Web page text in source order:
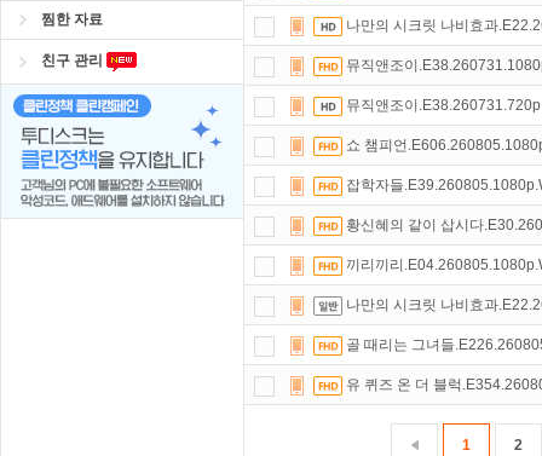
찜한 자료
친구 관리
나만의 시크릿 나비효과
뮤직앤조이
뮤직앤조이
쇼 챔피언
잡학자들
황신혜의 같이 삽시다
끼리끼리
나만의 시크릿 나비효과
골 때리는 그녀들
유 퀴즈 온 더 블럭
1 2